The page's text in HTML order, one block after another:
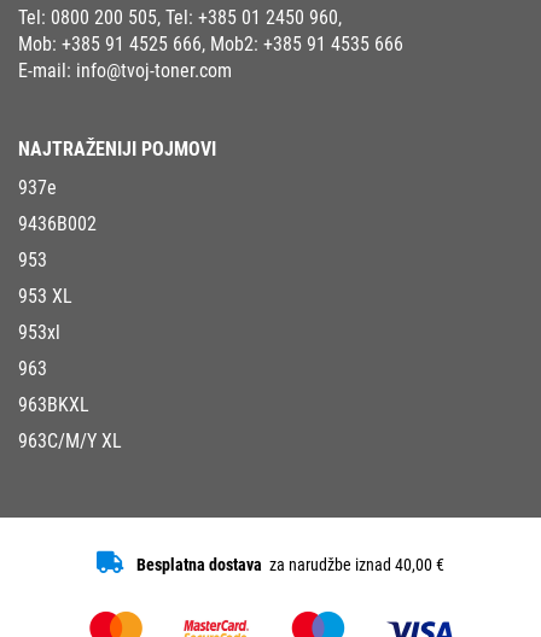
Tel: 0800 200 505, Tel: +385 01 2450 960,
Mob: +385 91 4525 666, Mob2: +385 91 4535 666
E-mail: info@tvoj-toner.com
NAJTRAŽENIJI POJMOVI
937e
9436B002
953
953 XL
953xl
963
963BKXL
963C/M/Y XL
Besplatna dostava za narudžbe iznad 40,00 €